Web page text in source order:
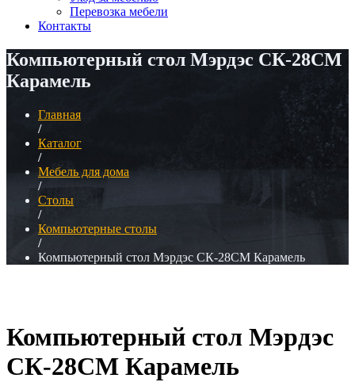
Перевозка мебели
Контакты
Компьютерный стол Мэрдэс СК-28СМ
Карамель
Главная
/
Каталог
/
Мебель для дома
/
Столы
/
Компьютерные столы
/
Компьютерный стол Мэрдэс СК-28СМ Карамель
Компьютерный стол Мэрдэс
СК-28СМ Карамель